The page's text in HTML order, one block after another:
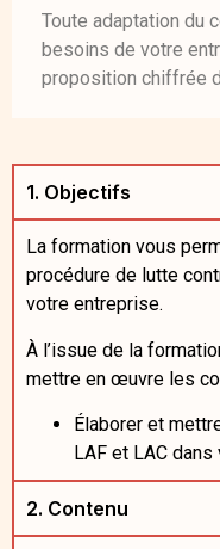
Toute adaptation du
besoins de votre
proposition chiffrée
1. Objectifs
La formation vous
procédure de lutte
votre entreprise.
À l’issue de la
mettre en œuvre les
Élaborer et
LAF et LAC
2. Contenu